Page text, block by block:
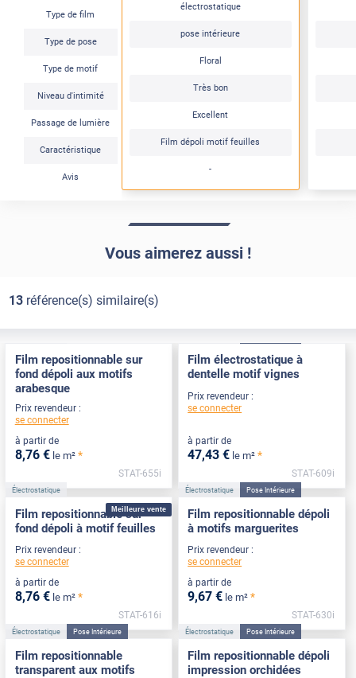
Type de film
Type de pose
Type de motif
Niveau d'intimité
Passage de lumière
Caractéristique
Avis
électrostatique
pose intérieure
Floral
Très bon
Excellent
Film dépoli motif feuilles
-
Vous aimerez aussi !
13référence(s) similaire(s)
Film repositionnable sur
fond dépoli aux motifs
arabesque
Prix revendeur :
se connecter
à partir de
8,76 € le m² *
STAT-655i
Film électrostatique à
dentelle motif vignes
Prix revendeur :
se connecter
à partir de
47,43 € le m² *
STAT-609i
Meilleure vente
Électrostatique
Film repositionnable sur
fond dépoli à motif feuilles
Prix revendeur :
se connecter
à partir de
8,76 € le m² *
STAT-616i
Électrostatique Pose Intérieure
Film repositionnable dépoli
à motifs marguerites
Prix revendeur :
se connecter
à partir de
9,67 € le m² *
STAT-630i
Électrostatique Pose Intérieure
Film repositionnable
transparent aux motifs
Électrostatique Pose Intérieure
Film repositionnable dépoli
impression orchidées